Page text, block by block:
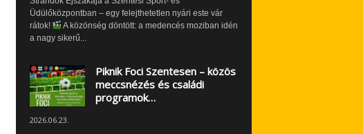
Üdülőközpontban – egy felejthetetlen nyári este vár
rátok!
A közönség döntött: a medencés moziban idén
a nagy sikerű...
Piknik Foci Szentesen – közös
meccsnézés és családi
programok…
2026.06.23.